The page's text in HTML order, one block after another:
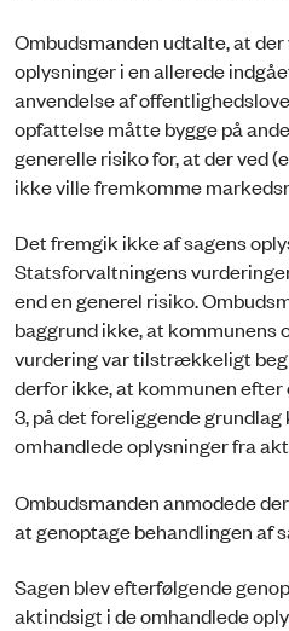
Ombudsmanden udtalte, at
oplysninger i en allerede
anvendelse af
opfattelse måtte bygge på
generelle risiko for, at der ved
ikke ville fremkomme
Det fremgik ikke af sagens
Statsforvaltningens
end en generel risiko.
baggrund ikke, at kommunens
vurdering var tilstrækkeligt
derfor ikke, at kommunen efter
3, på det foreliggende
omhandlede oplysninger fra
Ombudsmanden anmodede
at genoptage behandlingen af
Sagen blev efterfølgende
aktindsigt i de omhandlede